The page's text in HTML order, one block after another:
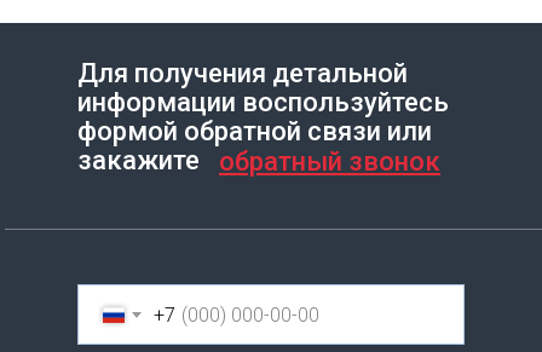
Создание сайта на ТильдеLeto.Website
Для получения детальной
информации воспользуйтесь
формой обратной связи или
закажите
обратный звонок
+7